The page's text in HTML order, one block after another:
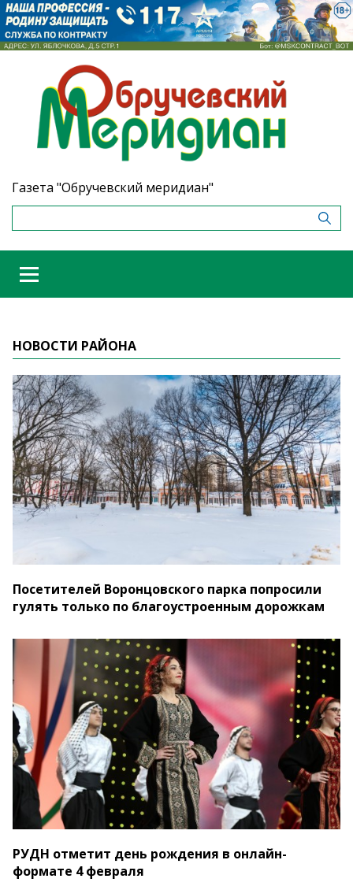
Газета "Обручевский меридиан"
НОВОСТИ РАЙОНА
Посетителей Воронцовского парка попросили
гулять только по благоустроенным дорожкам
РУДН отметит день рождения в онлайн-
формате 4 февраля